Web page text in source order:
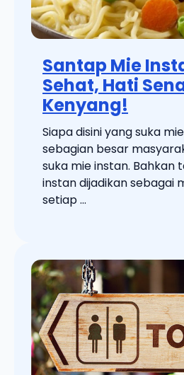
Santap Mie
Sehat, Hati
Kenyang!
Siapa disini yang suka
sebagian besar
suka mie instan. Bahkan
instan dijadikan sebagai
setiap ...